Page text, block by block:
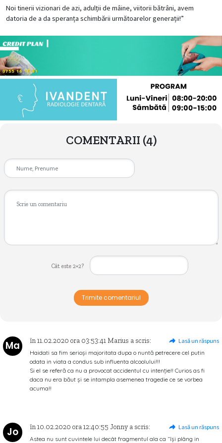
Noi tinerii vizionari de azi, adulții de mâine, viitorii bătrâni, avem
datoria de a da speranța schimbării următoarelor generații!”
COMENTARII (4)
Cât este 2+2?
Trimite comentariul
Ma în11.02.2020 ora 03:53:41Marius a scris:
Lasă un răspuns
Haidati sa fim serioși majoritata dupa o nuntă petrecere cel putin
odata in viata a condus sub influenta alcoolului!!!
Si el se referă ca nu a provocat accidentul cu intenție!! Curios as fi
daca nu era băut și se intampla asemenea tragedie ce se vorbea
acuma!!
Jo în10.02.2020 ora12:40:55 Jonny a scris:
Lasă un răspuns
Astea nu sunt cuvintele lui decât fragmentul ala ca “își plâng in